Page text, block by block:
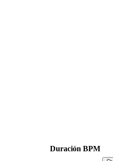
Duración BPM